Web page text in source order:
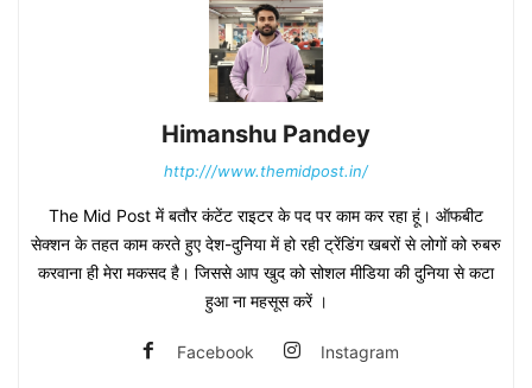
Himanshu Pandey
http:///www.themidpost.in/
The Mid Post में बतौर कंटेंट राइटर के पद पर काम कर रहा हूं। ऑफबीट
सेक्शन के तहत काम करते हुए देश-दुनिया में हो रही ट्रेंडिंग खबरों से लोगों को रुबरु
करवाना ही मेरा मकसद है। जिससे आप खुद को सोशल मीडिया की दुनिया से कटा
हुआ ना महसूस करें ।
Facebook Instagram